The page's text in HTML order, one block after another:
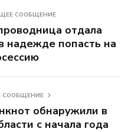
СООБЩЕНИЕ
отдала
надежде попасть на
СООБЩЕНИЕ
обнаружили в
с начала года